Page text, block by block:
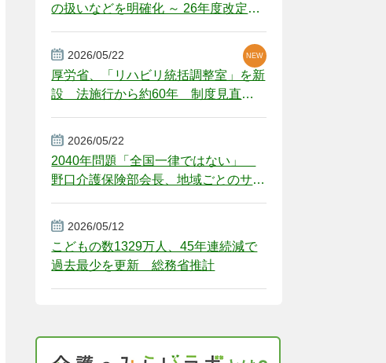
の扱いなどを明確化 ～ 26年度改定疑
2026/05/22
厚労省、「リハビリ統括調整室」を新
設 法施行から約60年 制度見直し
NEW
2026/05/22
2040年問題「全国一律ではない」
野口介護保険部会長、地域ごとのサー
2026/05/12
こどもの数1329万人、45年連続減で
過去最少を更新 総務省推計